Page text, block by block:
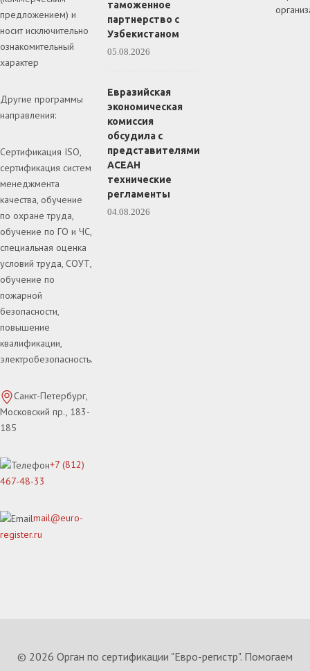
предложением) и
носит исключительно
ознакомительный
характер
Другие программы
направления:
Сертификация ISO,
сертификация систем
менеджмента
качества, обучение
по охране труда,
обучение по ГО и ЧС,
специальная оценка
условий труда, СОУТ,
обучение по
пожарной
безопасности,
повышение
квалификации,
электробезопасность.
Санкт-Петербург,
Московский пр., 183-
185
+7 (812)
467-48-33
mail@euro-
register.ru
таможенное
партнерство с
Узбекистаном
05.08.2026
Евразийская
экономическая
комиссия
обсудила с
представителями
АСЕАН
технические
регламенты
04.08.2026
© 2026 Орган по сертификации "Евро-регистр". Помогаем